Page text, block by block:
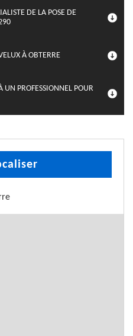
DE LA POSE DE
À OBTERRE
UN PROFESSIONNEL POUR